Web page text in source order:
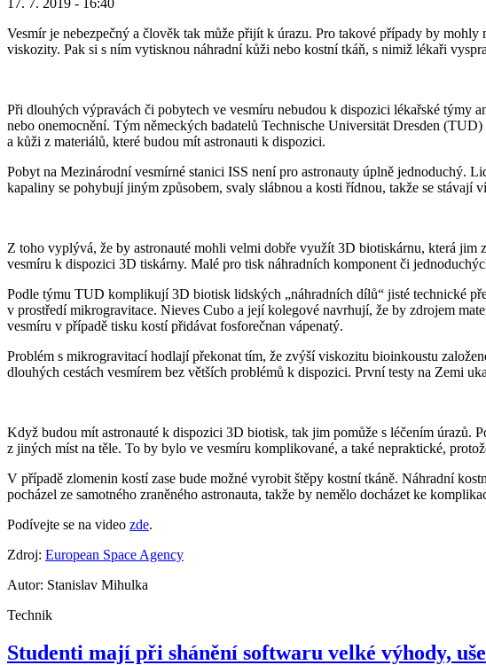
Vesmír je nebezpečný a člověk tak může přijít k úrazu. Pro takové případy by
viskozity. Pak si s ním vytisknou náhradní kůži nebo kostní tkáň, s nimiž lékaři
Při dlouhých výpravách či pobytech ve vesmíru nebudou k dispozici lékařské týmy
nebo onemocnění. Tým německých badatelů Technische Universität Dresden
a kůži z materiálů, které budou mít astronauti k dispozici.
Pobyt na Mezinárodní vesmírné stanici ISS není pro astronauty úplně jednoduchý.
kapaliny se pohybují jiným způsobem, svaly slábnou a kosti řídnou, takže se stávají
Z toho vyplývá, že by astronauté mohli velmi dobře využít 3D biotiskárnu, která jim
vesmíru k dispozici 3D tiskárny. Malé pro tisk náhradních komponent či
Podle týmu TUD komplikují 3D biotisk lidských „náhradních dílů“ jisté technické
v prostředí mikrogravitace. Nieves Cubo a její kolegové navrhují, že by zdrojem
vesmíru v případě tisku kostí přidávat fosforečnan vápenatý.
Problém s mikrogravitací hodlají překonat tím, že zvýší viskozitu bioinkoustu
dlouhých cestách vesmírem bez větších problémů k dispozici. První testy na Zemi
Když budou mít astronauté k dispozici 3D biotisk, tak jim pomůže s léčením úrazů.
z jiných míst na těle. To by bylo ve vesmíru komplikované, a také nepraktické,
V případě zlomenin kostí zase bude možné vyrobit štěpy kostní tkáně. Náhradní
pocházel ze samotného zraněného astronauta, takže by nemělo docházet ke
Podívejte se na video zde.
Zdroj: European Space Agency
Autor: Stanislav Mihulka
Technik
Studenti mají při shánění softwaru velké výhody,